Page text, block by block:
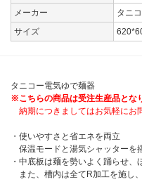
メーカー
タニ
サイズ
タニコー電気ゆで麺器
※こちらの商品は受注生産品とな
納期につきましてはお気軽にお
・使いやすさと省エネを両立
保温モードと湯気シャッターを
・中底板は麺を勢いよく踊らせ、
また、槽内は全てR加工を施し